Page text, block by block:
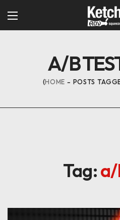
A/B
HOME POSTS
Tag: